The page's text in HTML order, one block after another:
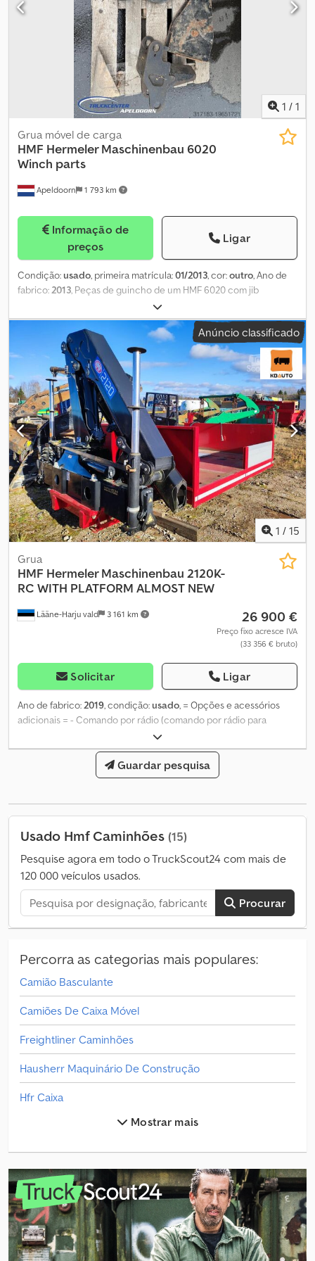
1 / 1
Apeldoorn 1 793 km
Grua móvel de carga
HMF Hermeler Maschinenbau 6020
Winch parts
Informação de
preços
Ligar
Condição:usado, primeira matrícula:01/2013, cor:outro, Ano de
fabrico:2013, Peças de guincho de um HMF 6020 com jib
Dwedpfxew D Dflo Abzoa = Informações da empresa = Dados
bancários: Conta Rabobank: 39.33.10.655 IBAN:
NL73RABO0393310655 Código Swift: RABONL2U - Sempre
verifique nossos dados bancários antes da transação! - A reserva
de veículos não é possível sem caução. - Reservamos o direito a
erros de digitação e texto em todos os veículos oferecidos.
Anúncio classificado
1 / 15
Lääne-Harju vald 3 161 km
Grua
HMF Hermeler Maschinenbau 2120K-
RC WITH PLATFORM ALMOST NEW
26 900 €
Preço fixo acresce IVA
(33 356 € bruto)
Solicitar Ligar
Ano de fabrico:2019, condição:usado, = Opções e acessórios
adicionais = - Comando por rádio (comando por rádio para
adaptação de grua) = Observações = Alcance: 8,2 m Capacidade
máxima de elevação na ponta do lança: 2360 kg Seções do braço:
2 = Mais informações = Novo: Não Dwjdpfxozhmyws Abzea Área de
aplicação: Transporte de mercadorias Número de série: 5176838
Guardar pesquisa
Usado Hmf Caminhões (15)
Pesquise agora em todo o TruckScout24 com mais de
120 000 veículos usados.
Procurar
Percorra as categorias mais populares:
Camião Basculante
Camiões De Caixa Móvel
Freightliner Caminhões
Hausherr Maquinário De Construção
Hfr Caixa
Hmf Peças E Acessórios
Humbaur Máquinas De Construção De Baixa Carga
Humbaur Transportador De Automóveis
Hüffermann Corpo Do Silo
Mostrar mais